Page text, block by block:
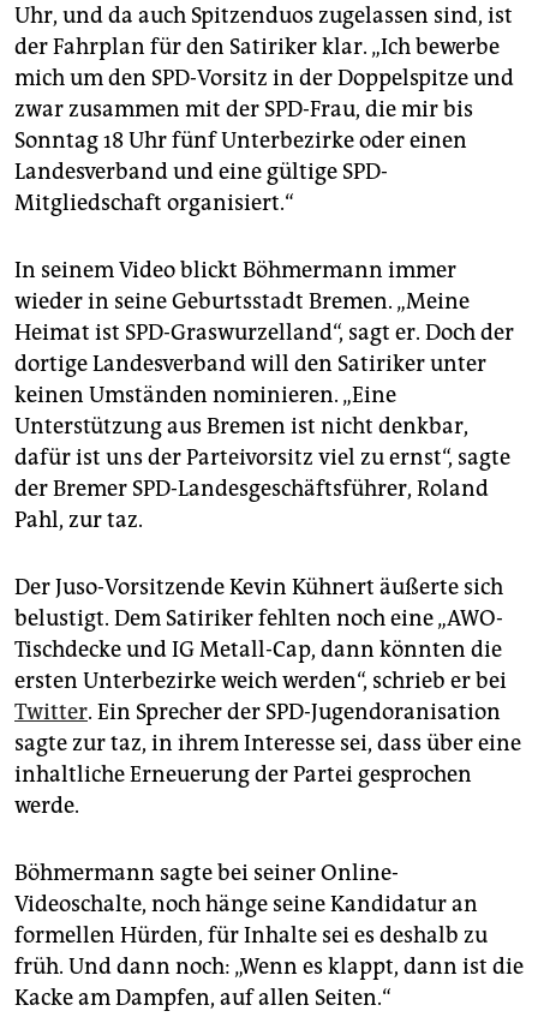
Uhr, und da auch Spitzenduos zugelassen sind, ist
der Fahrplan für den Satiriker klar. „Ich bewerbe
mich um den SPD-Vorsitz in der Doppelspitze und
zwar zusammen mit der SPD-Frau, die mir bis
Sonntag 18 Uhr fünf Unterbezirke oder einen
Landesverband und eine gültige SPD-
Mitgliedschaft organisiert.“
In seinem Video blickt Böhmermann immer
wieder in seine Geburtsstadt Bremen. „Meine
Heimat ist SPD-Graswurzelland“, sagt er. Doch der
dortige Landesverband will den Satiriker unter
keinen Umständen nominieren. „Eine
Unterstützung aus Bremen ist nicht denkbar,
dafür ist uns der Parteivorsitz viel zu ernst“, sagte
der Bremer SPD-Landesgeschäftsführer, Ro­land
Pahl, zur taz.
Der Juso-Vorsitzende Kevin Kühnert äußerte sich
belustigt. Dem Satiriker fehlten noch eine „AWO-
Tischdecke und IG Metall-Cap, dann könnten die
ersten Unterbezirke weich werden“, schrieb er bei
Twitter. Ein Sprecher der SPD-Jugendoranisation
sagte zur taz, in ihrem Interesse sei, dass über eine
inhaltliche Erneuerung der Partei gesprochen
werde.
Böhmermann sagte bei seiner Online-
Videoschalte, noch hänge seine Kandidatur an
formellen Hürden, für Inhalte sei es deshalb zu
früh. Und dann noch: „Wenn es klappt, dann ist die
Kacke am Dampfen, auf allen Seiten.“